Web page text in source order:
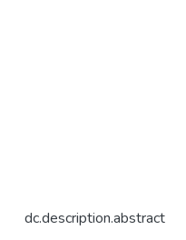
dc.description.abstract